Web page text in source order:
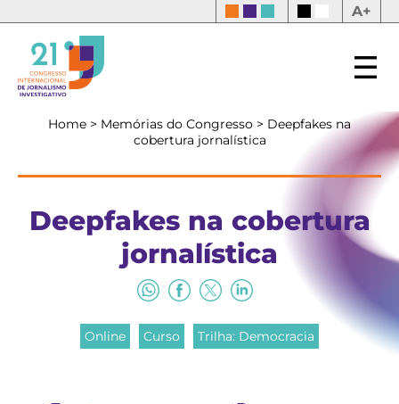
A+
Home > Memórias do Congresso > Deepfakes na
cobertura jornalística
Deepfakes na cobertura
jornalística
Online Curso Trilha: Democracia